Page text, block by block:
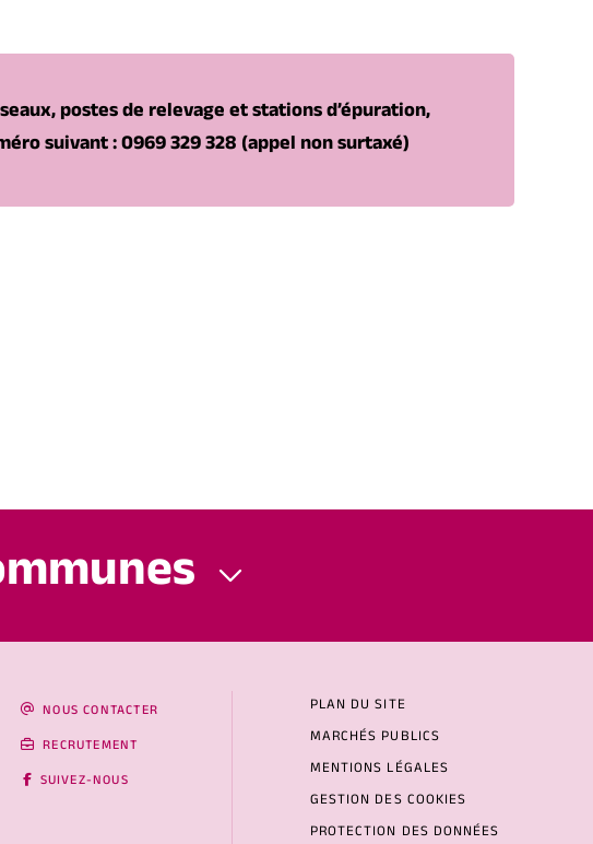
postes de relevage et stations d’épuration,
suivant : 0969 329 328 (appel non surtaxé)
NOUS CONTACTER
RECRUTEMENT
SUIVEZ-NOUS
PLAN DU SITE
MARCHÉS PUBLICS
MENTIONS LÉGALES
GESTION DES COOKIES
PROTECTION DES DONNÉES